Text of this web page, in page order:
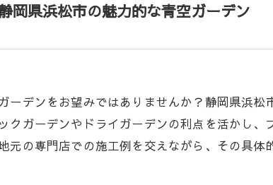
岡県浜松市の魅力的な青空ガーデン
ーデンをお望みではありませんか？静岡県浜
クガーデンやドライガーデンの利点を活かし
元の専門店での施工例を交えながら、その具